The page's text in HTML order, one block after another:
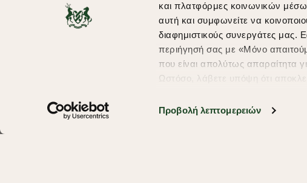
και πλατφόρμες κοινωνικών
αυτή και συμφωνείτε να
διαφημιστικούς συνεργάτες μας.
περιήγησή σας με «Μόνο
που είναι απολύτως απαραίτητα
Ωστόσο, λάβετε υπόψη ότι
υπηρεσίες και διαφημίσεις. Για
Προβολή λεπτομερειών
Copyright © 2026 thebostonians.gr. All Rights Reserved.